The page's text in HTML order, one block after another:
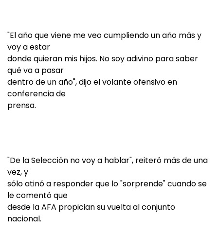
"El año que viene me veo cumpliendo un año más y
voy a estar
donde quieran mis hijos. No soy adivino para saber
qué va a pasar
dentro de un año", dijo el volante ofensivo en
conferencia de
prensa.
"De la Selección no voy a hablar", reiteró más de una
vez, y
sólo atinó a responder que lo "sorprende" cuando se
le comentó que
desde la AFA propician su vuelta al conjunto
nacional.